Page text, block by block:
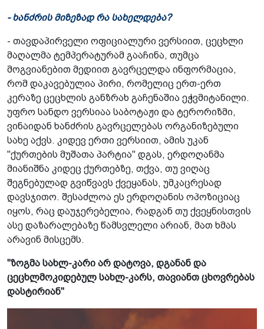
- ხანძრის მიზეზად რა სახელდება?
- თავდაპირველი ოფიციალური ვერსიით, ცეცხლი
მაღალმა ტემპერატურამ გააჩინა, თუმცა
მოგვიანებით მედიით გავრცელდა ინფორმაცია,
რომ დაკავებულია პირი, რომელიც ერთ-ერთ
კერაზე ცეცხლის განზრახ გაჩენაშია ეჭვმიტანილი.
უფრო სანდო ვერსიაა საბოტაჟი და ტერორიზმი,
ვინაიდან ხანძრის გავრცელებას ორგანიზებული
სახე აქვს. კიდევ ერთი ვერსიით, ამის უკან
"ქურთების მუშათა პარტია" დგას, ერდოღანმა
მიანიშნა კიდეც ქურთებზე, თქვა, თუ ვიღაც
შეგნებულად გვიწვავს ქვეყანას, უმკაცრესად
დავსჯითო. შესაძლოა ეს ერდოღანის ოპოზიციაც
იყოს, რაც დაუჯერებელია, რადგან თუ ქვეყნისთვის
ასე დაზარალებაზე წამსვლელი არიან, მათ ხმას
არავინ მისცემს.
"ზოგმა სახლ-კარი არ დატოვა, დგანან და
ცეცხლმოკიდებულ სახლ-კარს, თავიანთ ცხოვრებას
დასტირიან"